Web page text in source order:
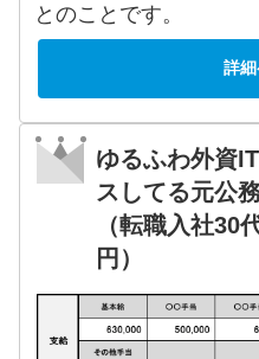
とのことです。
詳
ゆるふわ外資
スしてる元公
（転職入社30
円）